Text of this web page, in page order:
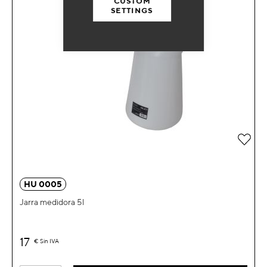
SETTINGS
HU 0005
Jarra medidora 5l
17 € Sin IVA